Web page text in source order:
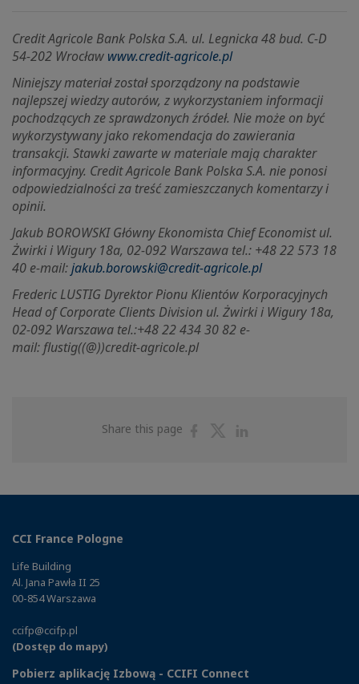
Credit Agricole Bank Polska S.A. ul. Legnicka 48 bud. C-D
54-202 Wrocław www.credit-agricole.pl
Niniejszy materiał został sporządzony na podstawie
najlepszej wiedzy autorów, z wykorzystaniem informacji
pochodzących ze sprawdzonych źródeł. Nie może on być
wykorzystywany jako rekomendacja do zawierania
transakcji. Stawki zawarte w materiale mają charakter
informacyjny. Credit Agricole Bank Polska S.A. nie ponosi
odpowiedzialności za treść zamieszczanych komentarzy i
opinii.
Jakub BOROWSKI Główny Ekonomista Chief Economist ul.
Żwirki i Wigury 18a, 02-092 Warszawa tel.: +48 22 573 18
40 e-mail:jakub.borowski@credit-agricole.pl
Frederic LUSTIG Dyrektor Pionu Klientów Korporacyjnych
Head of Corporate Clients Division ul. Żwirki i Wigury 18a,
02-092 Warszawa tel.:+48 22 434 30 82 e-
mail:flustig((@))credit-agricole.pl
Share this page
ShareShare
CCI France Pologne
Life Building
Al. Jana Pawła II 25
00-854 Warszawa
ccifp@ccifp.pl
(Dostęp do mapy)
Pobierz aplikację Izbową - CCIFI Connect